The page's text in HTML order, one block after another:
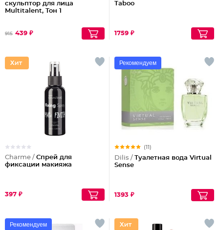
скульптор для лица
Multitalent, Тон 1
915 439 ₽
Taboo
1759 ₽
Charme / Спрей для
фиксации макияжа
397 ₽
Рекомендуем
(11)
Dilis / Туалетная вода Virtual
Sense
1393 ₽
Рекомендуем